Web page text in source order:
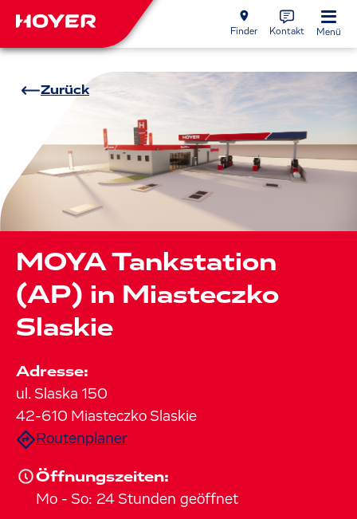
Finder Kontakt Menü
Zurück
MOYA Tankstation
(AP) in Miasteczko
Slaskie
Adresse:
ul. Slaska 150
42-610 Miasteczko Slaskie
Routenplaner
Öffnungszeiten:
Mo - So: 24 Stunden geöffnet